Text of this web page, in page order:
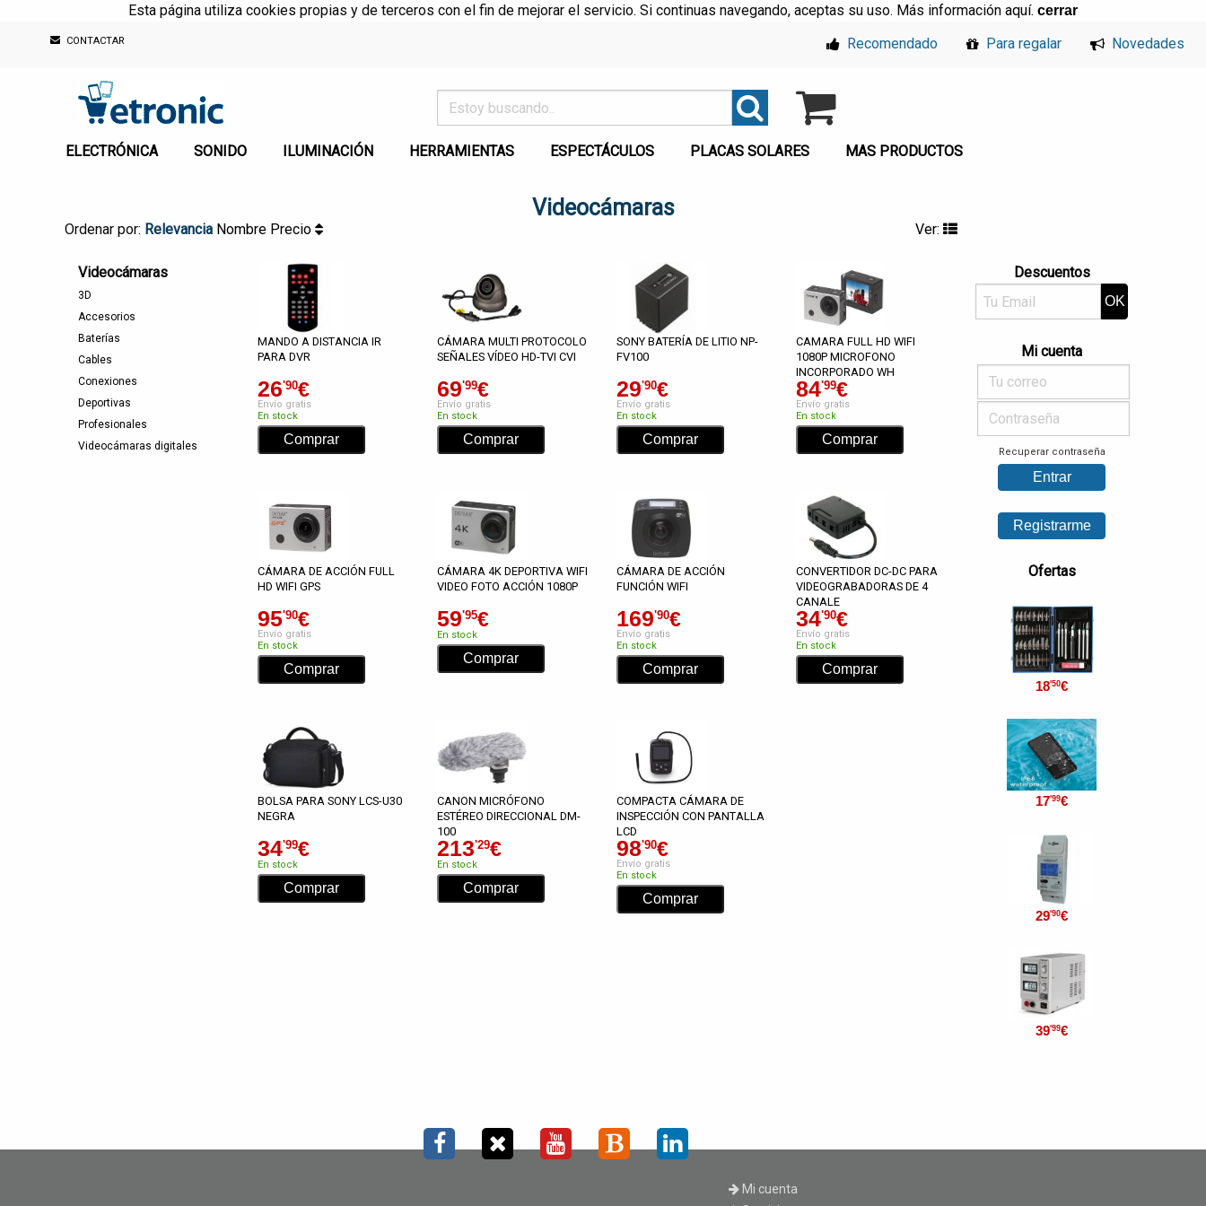
Esta página utiliza cookies propias y de terceros con el fin de mejorar el servicio. Si continuas navegando, aceptas su uso. Más información aquí. cerrar
CONTACTAR Recomendado Para regalar Novedades
ELECTRÓNICA SONIDO ILUMINACIÓN HERRAMIENTAS ESPECTÁCULOS PLACAS SOLARES MAS PRODUCTOS
Videocámaras
Ordenar por: Relevancia Nombre Precio Ver:
Videocámaras
3D
Accesorios
Baterías
Cables
Conexiones
Deportivas
Profesionales
Videocámaras digitales
MANDO A DISTANCIA IR
PARA DVR
26'90€
Envío gratis
En stock
CÁMARA MULTI PROTOCOLO
SEÑALES VÍDEO HD-TVI CVI
69'99€
Envío gratis
En stock
SONY BATERÍA DE LITIO NP-
FV100
29'90€
Envío gratis
En stock
CAMARA FULL HD WIFI
1080P MICROFONO
INCORPORADO WH
84'99€
Envío gratis
En stock
CÁMARA DE ACCIÓN FULL
HD WIFI GPS
95'90€
Envío gratis
En stock
CÁMARA 4K DEPORTIVA WIFI
VIDEO FOTO ACCIÓN 1080P
59'95€
En stock
CÁMARA DE ACCIÓN
FUNCIÓN WIFI
169'90€
Envío gratis
En stock
CONVERTIDOR DC-DC PARA
VIDEOGRABADORAS DE 4
CANALE
34'90€
Envío gratis
En stock
BOLSA PARA SONY LCS-U30
NEGRA
34'99€
En stock
CANON MICRÓFONO
ESTÉREO DIRECCIONAL DM-
100
213'29€
En stock
COMPACTA CÁMARA DE
INSPECCIÓN CON PANTALLA
LCD
98'90€
Envío gratis
En stock
Descuentos
Mi cuenta
Recuperar contraseña
Ofertas
18'50€
17'99€
29'90€
39'99€
Mi cuenta